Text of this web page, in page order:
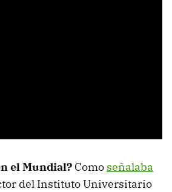
el Mundial? Como señalaba
del Instituto Universitario